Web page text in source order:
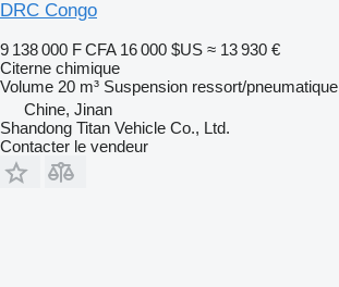
DRC Congo
9 138 000 F CFA 16 000 $US ≈ 13 930 €
Citerne chimique
Volume 20 m³ Suspension ressort/pneumatique
Chine, Jinan
Shandong Titan Vehicle Co., Ltd.
Contacter le vendeur